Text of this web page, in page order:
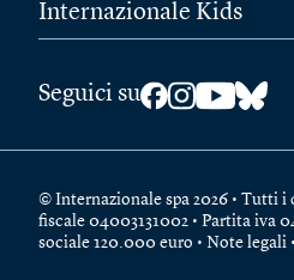
Internazionale Kids
Seguici su
© Internazionale spa 2026 • Tutti
fiscale 04003131002 • Partita iva
sociale 120.000 euro • Note legali •